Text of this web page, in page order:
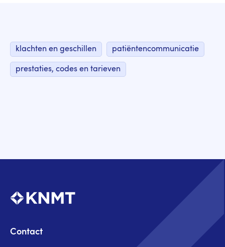
klachten en geschillen patiëntencommunicatie
prestaties, codes en tarieven
Contact